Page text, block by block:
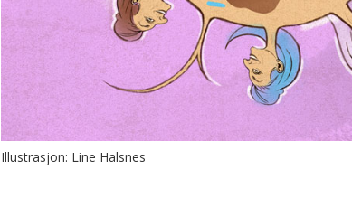
Illustrasjon: Line Halsnes